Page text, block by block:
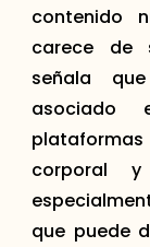
contenido
carece de
señala
asociado
corporal
que puede